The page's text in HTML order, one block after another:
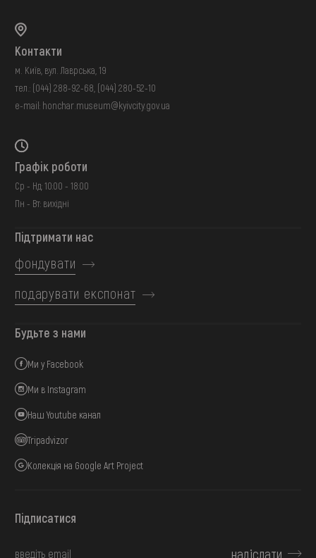
Контакти
м. Київ, вул. Лаврська, 19
тел.: (044) 288-92-68 (044) 280-52-10
e-mail: honchar.museum@kyivcity.gov.ua
Графік роботи
Ср - Нд: 10:00 - 18:00
Пн - Вт: вихідні
Підтримати нас
фондувати
подарувати експонат
Будьте з нами
Ми у Facebook
Ми в Instagram
Наш Youtube канал
Tripadvizor
Колекція на Google Art Project
Підписатися
надіслати